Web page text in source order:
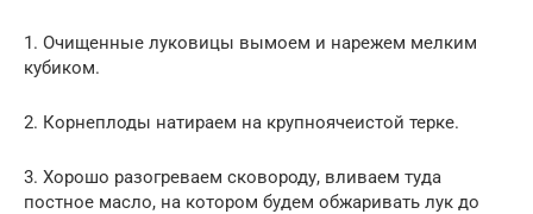
1. Очищенные луковицы вымоем и нарежем мелким
кубиком.
2. Корнеплоды натираем на крупноячеистой терке.
3. Хорошо разогреваем сковороду, вливаем туда
постное масло, на котором будем обжаривать лук до